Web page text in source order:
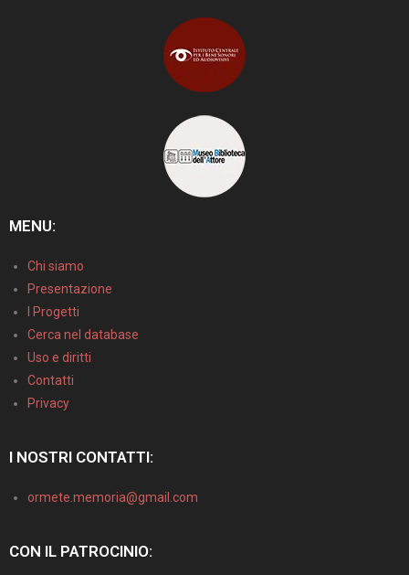
MENU:
Chi siamo
Presentazione
I Progetti
Cerca nel database
Uso e diritti
Contatti
Privacy
I NOSTRI CONTATTI:
ormete.memoria@gmail.com
CON IL PATROCINIO: